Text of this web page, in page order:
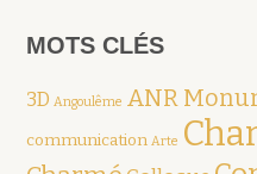
MOTS CLÉS
3D Angoulême ANR
communication Arte